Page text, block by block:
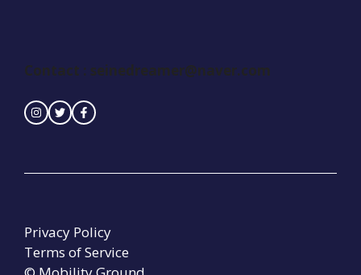
Contact : seinedreamer@naver.com
Privacy Policy
Terms of Service